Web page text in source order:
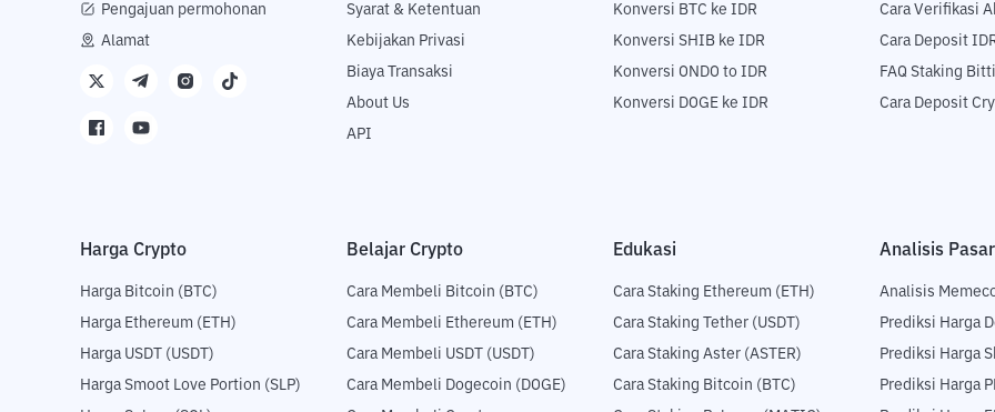
Pengajuan permohonan
Alamat
Syarat & Ketentuan
Kebijakan Privasi
Biaya Transaksi
About Us
API
Konversi BTC ke IDR
Konversi SHIB ke IDR
Konversi ONDO to IDR
Konversi DOGE ke IDR
Cara Verifikasi
Cara Deposit
FAQ Staking
Cara Deposit
Harga Crypto
Harga Bitcoin (BTC)
Harga Ethereum (ETH)
Harga USDT (USDT)
Harga Smoot Love Portion (SLP)
Belajar Crypto
Cara Membeli Bitcoin (BTC)
Cara Membeli Ethereum (ETH)
Cara Membeli USDT (USDT)
Cara Membeli Dogecoin (DOGE)
Edukasi
Cara Staking Ethereum (ETH)
Cara Staking Tether (USDT)
Cara Staking Aster (ASTER)
Cara Staking Bitcoin (BTC)
Analisis Pasar
Analisis
Prediksi Harga
Prediksi Harga
Prediksi Harga